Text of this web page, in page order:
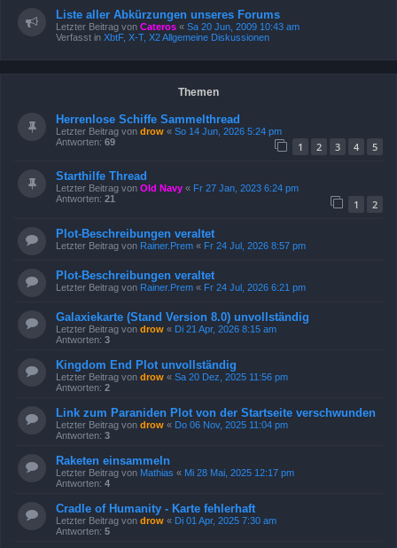
Liste aller Abkürzungen unseres Forums
Letzter Beitrag von Cateros « Sa 20 Jun, 2009 10:43 am
Verfasst in XbtF, X-T, X2 Allgemeine Diskussionen
Themen
Herrenlose Schiffe Sammelthread
Letzter Beitrag von drow « So 14 Jun, 2026 5:24 pm
Antworten: 69 1 2 3 4 5
Starthilfe Thread
Letzter Beitrag von Old Navy « Fr 27 Jan, 2023 6:24 pm
Antworten: 21 1 2
Plot-Beschreibungen veraltet
Letzter Beitrag von Rainer.Prem « Fr 24 Jul, 2026 8:57 pm
Plot-Beschreibungen veraltet
Letzter Beitrag von Rainer.Prem « Fr 24 Jul, 2026 6:21 pm
Galaxiekarte (Stand Version 8.0) unvollständig
Letzter Beitrag von drow « Di 21 Apr, 2026 8:15 am
Antworten: 3
Kingdom End Plot unvollständig
Letzter Beitrag von drow « Sa 20 Dez, 2025 11:56 pm
Antworten: 2
Link zum Paraniden Plot von der Startseite verschwunden
Letzter Beitrag von drow « Do 06 Nov, 2025 11:04 pm
Antworten: 3
Raketen einsammeln
Letzter Beitrag von Mathias « Mi 28 Mai, 2025 12:17 pm
Antworten: 4
Cradle of Humanity - Karte fehlerhaft
Letzter Beitrag von drow « Di 01 Apr, 2025 7:30 am
Antworten: 5